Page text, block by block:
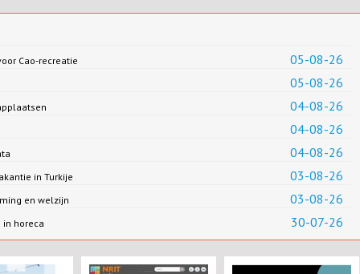
05-08-26
Cao-recreatie
05-08-26
04-08-26
04-08-26
04-08-26
03-08-26
in Turkije
03-08-26
en welzijn
30-07-26
in horeca